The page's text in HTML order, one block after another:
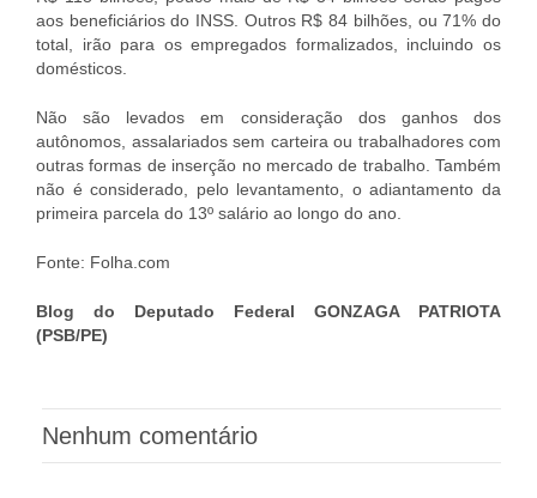
aos beneficiários do INSS. Outros R$ 84 bilhões, ou 71% do
total, irão para os empregados formalizados, incluindo os
domésticos.
Não são levados em consideração dos ganhos dos
autônomos, assalariados sem carteira ou trabalhadores com
outras formas de inserção no mercado de trabalho. Também
não é considerado, pelo levantamento, o adiantamento da
primeira parcela do 13º salário ao longo do ano.
Fonte: Folha.com
Blog do Deputado Federal GONZAGA PATRIOTA
(PSB/PE)
Nenhum comentário